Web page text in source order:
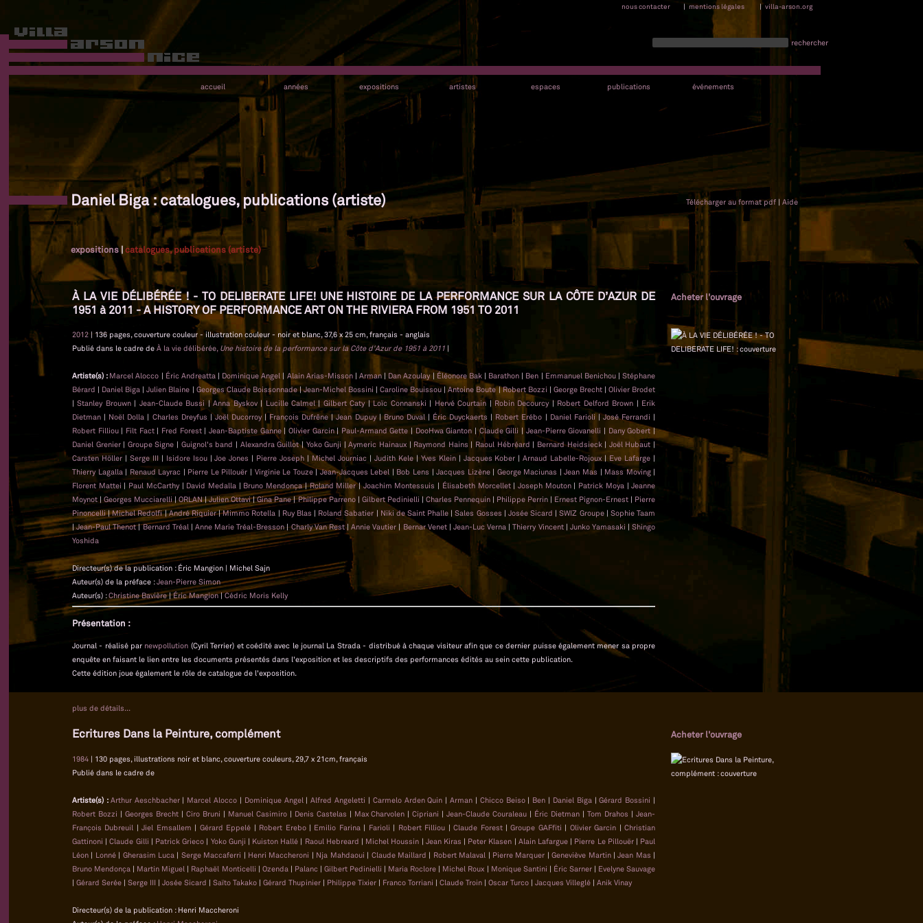
nous contacter | mentions légales | villa-arson.org
rechercher
accueil années expositions artistes espaces publications événements
Daniel Biga : catalogues, publications (artiste) Télécharger au format pdf | Aide
expositions|catalogues, publications (artiste)
À LA VIE DÉLIBÉRÉE ! - TO DELIBERATE LIFE! UNE HISTOIRE DE LA PERFORMANCE SUR LA CÔTE D’AZUR DE
1951 à 2011 - A HISTORY OF PERFORMANCE ART ON THE RIVIERA FROM 1951 TO 2011
Acheter l'ouvrage
2012| 136 pages, couverture couleur - illustration couleur - noir et blanc, 37,6 x 25 cm, français - anglais
Publié dans le cadre de À la vie délibérée, Une histoire de la performance sur la Côte d'Azur de 1951 à 2011 |
Artiste(s) : Marcel Alocco | Éric Andreatta| Dominique Angel | Alain Arias-Misson| Arman| Dan Azoulay| Éléonore Bak| Barathon | Ben | Emmanuel Benichou|Stéphane
Bérard | Daniel Biga |Julien Blaine | Georges Claude Boissonnade|Jean-Michel Bossini |Caroline Bouissou |Antoine Boute|Robert Bozzi | George Brecht|Olivier Brodet
|Stanley Brouwn| Jean-Claude Bussi |Anna Byskov| Lucille Calmel | Gilbert Caty| Loïc Connanski | Hervé Courtain | Robin Decourcy| Robert Delford Brown | Erik
Dietman | Noël Dolla | Charles Dreyfus |Joël Ducorroy| François Dufrêne|Jean Dupuy|Bruno Duval| Éric Duyckaerts | Robert Erébo | Daniel Farioli |José Ferrandi |
Robert Filliou| Filt Fact| Fred Forest| Jean-Baptiste Ganne| Olivier Garcin| Paul-Armand Gette | DooHwa Gianton |Claude Gilli |Jean-Pierre Giovanelli | Dany Gobert|
Daniel Grenier| Groupe Signe | Guignol's band | Alexandra Guillot| Yoko Gunji |Aymeric Hainaux | Raymond Hains | Raoul Hébréard | Bernard Heidsieck| Joël Hubaut |
Carsten Höller| Serge III| Isidore Isou|Joe Jones | Pierre Joseph | Michel Journiac | Judith Kele| Yves Klein| Jacques Kober |Arnaud Labelle-Rojoux | Eve Lafarge |
Thierry Lagalla| Renaud Layrac | Pierre Le Pillouër | Virginie Le Touze|Jean-Jacques Lebel | Bob Lens |Jacques Lizène| George Maciunas |Jean Mas | Mass Moving|
Florent Mattei | Paul McCarthy| David Medalla | Bruno Mendonça|Roland Miller|Joachim Montessuis | Élisabeth Morcellet| Joseph Mouton| Patrick Moya |Jeanne
Moynot |Georges Mucciarelli |ORLAN|Julien Ottavi|Gina Pane|Philippe Parreno| Gilbert Pedinielli | Charles Pennequin| Philippe Perrin| Ernest Pignon-Ernest | Pierre
Pinoncelli|Michel Redolfi|André Riquier|Mimmo Rotella | Ruy Blas | Roland Sabatier | Niki de Saint Phalle |Sales Gosses | Josée Sicard |SWIZ Groupe| Sophie Taam
|Jean-Paul Thenot|Bernard Tréal | Anne Marie Tréal-Bresson|Charly Van Rest|Annie Vautier | Bernar Venet| Jean-Luc Verna |Thierry Vincent| Junko Yamasaki |Shingo
Yoshida
Directeur(s) de la publication : Éric Mangion | Michel Sajn
Auteur(s) de la préface :Jean-Pierre Simon
Auteur(s) :Christine Bavière|Éric Mangion|Cédric Moris Kelly
Présentation :
Journal - réalisé par newpollution (Cyril Terrier) et coédité avec le journal La Strada - distribué à chaque visiteur afin que ce dernier puisse également mener sa propre
enquête en faisant le lien entre les documents présentés dans l'exposition et les descriptifs des performances édités au sein cette publication.
Cette édition joue également le rôle de catalogue de l'exposition.
plus de détails...
Ecritures Dans la Peinture, complément Acheter l'ouvrage
1984 | 130 pages, illustrations noir et blanc, couverture couleurs, 29,7 x 21cm, français
Publié dans le cadre de
Artiste(s) : Arthur Aeschbacher| Marcel Alocco | Dominique Angel |Alfred Angeletti | Carmelo Arden Quin |Arman | Chicco Beiso| Ben | Daniel Biga |Gérard Bossini |
Robert Bozzi | Georges Brecht| Ciro Bruni | Manuel Casimiro| Denis Castelas | Max Charvolen |Cipriani |Jean-Claude Couraleau | Éric Dietman |Tom Drahos |Jean-
François Dubreuil |Jiel Emsallem | Gérard Eppelé | Robert Erebo| Emilio Farina | Farioli | Robert Filliou |Claude Forest|Groupe GAFfiti | Olivier Garcin |Christian
Gattinoni |Claude Gilli | Patrick Grieco | Yoko Gunji | Kuiston Hallé | Raoul Hebreard | Michel Houssin | Jean Kiras | Peter Klasen | Alain Lafargue | Pierre Le Pillouër| Paul
Léon | Lonné| Gherasim Luca | Serge Maccaferri | Henri Maccheroni | Nja Mahdaoui | Claude Maillard | Robert Malaval | Pierre Marquer |Geneviève Martin|Jean Mas |
Bruno Mendonça | Martin Miguel | Raphaël Monticelli | Ozenda | Palanc| Gilbert Pedinielli | Maria Roclore | Michel Roux | Monique Santini | Éric Sarner| Evelyne Sauvage
| Gérard Serée | Serge III | Josée Sicard | Saïto Takako | Gérard Thupinier | Philippe Tixier | Franco Torriani | Claude Troin | Oscar Turco | Jacques Villeglé | Anik Vinay
Directeur(s) de la publication : Henri Maccheroni